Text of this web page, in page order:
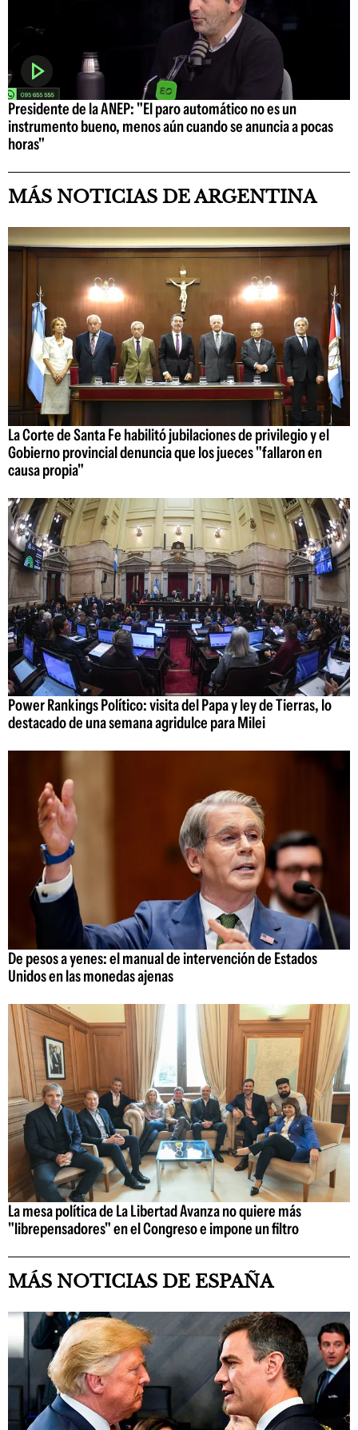
Presidente de la ANEP: "El paro automático no es un
instrumento bueno, menos aún cuando se anuncia a pocas
horas"
MÁS NOTICIAS DE ARGENTINA
La Corte de Santa Fe habilitó jubilaciones de privilegio y el
Gobierno provincial denuncia que los jueces "fallaron en
causa propia"
Power Rankings Político: visita del Papa y ley de Tierras, lo
destacado de una semana agridulce para Milei
De pesos a yenes: el manual de intervención de Estados
Unidos en las monedas ajenas
La mesa política de La Libertad Avanza no quiere más
"librepensadores" en el Congreso e impone un filtro
MÁS NOTICIAS DE ESPAÑA